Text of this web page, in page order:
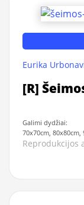
Eurika
[R]
Galimi dydžiai:
70x70cm, 80x80cm,
Reprodukcijos